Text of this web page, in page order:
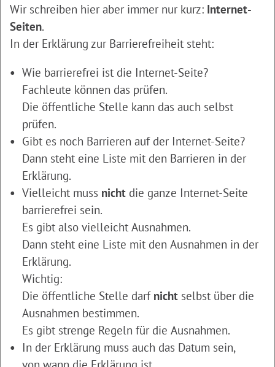
Wir schreiben hier aber immer nur kurz: Internet-
Seiten.
In der Erklärung zur Barrierefreiheit steht:
Wie barrierefrei ist die Internet-Seite?
Fachleute können das prüfen.
Die öffentliche Stelle kann das auch selbst
prüfen.
Gibt es noch Barrieren auf der Internet-Seite?
Dann steht eine Liste mit den Barrieren in der
Erklärung.
Vielleicht muss nicht die ganze Internet-Seite
barrierefrei sein.
Es gibt also vielleicht Ausnahmen.
Dann steht eine Liste mit den Ausnahmen in der
Erklärung.
Wichtig:
Die öffentliche Stelle darf nicht selbst über die
Ausnahmen bestimmen.
Es gibt strenge Regeln für die Ausnahmen.
In der Erklärung muss auch das Datum sein,